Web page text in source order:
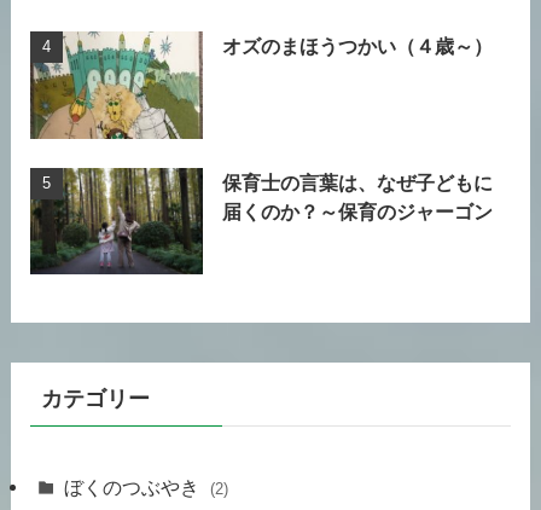
オズのまほうつかい（４歳～）
保育士の言葉は、なぜ子どもに
届くのか？～保育のジャーゴン
カテゴリー
ぼくのつぶやき (2)